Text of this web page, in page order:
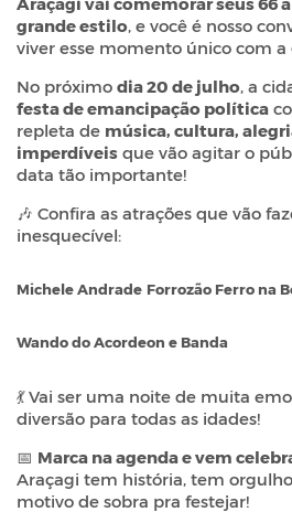
grande estilo, e você é nosso
viver esse momento único com a
No próximo dia 20 de julho, a
festa de emancipação política
repleta de música, cultura,
imperdíveis que vão agitar o
data tão importante!
🎶 Confira as atrações que vão
inesquecível:
Michele Andrade Forrozão Ferro na
Wando do Acordeon e Banda
💃 Vai ser uma noite de muita
diversão para todas as idades!
📅 Marca na agenda e vem
Araçagi tem história, tem
motivo de sobra pra festejar!